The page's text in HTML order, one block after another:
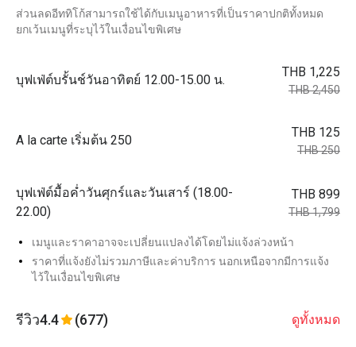
ส่วนลดอีททิโก้สามารถใช้ได้กับเมนูอาหารที่เป็นราคาปกติทั้งหมด
ยกเว้นเมนูที่ระบุไว้ในเงื่อนไขพิเศษ
บุฟเฟ่ต์บรั้นช์วันอาทิตย์ 12.00-15.00 น.
THB 1,225
THB 2,450
A la carte เริ่มต้น 250
THB 125
THB 250
บุฟเฟ่ต์มื้อค่ำวันศุกร์และวันเสาร์ (18.00-
22.00)
THB 899
THB 1,799
เมนูและราคาอาจจะเปลี่ยนแปลงได้โดยไม่แจ้งล่วงหน้า
ราคาที่แจ้งยังไม่รวมภาษีและค่าบริการ นอกเหนือจากมีการแจ้ง
ไว้ในเงื่อนไขพิเศษ
รีวิว4.4 (677) ดูทั้งหมด